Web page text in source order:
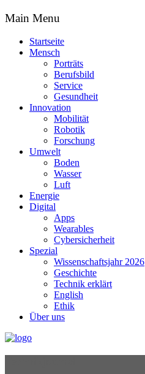
Main Menu
Startseite
Mensch
Porträts
Berufsbild
Service
Gesundheit
Innovation
Mobilität
Robotik
Forschung
Umwelt
Boden
Wasser
Luft
Energie
Digital
Apps
Wearables
Cybersicherheit
Spezial
Wissenschaftsjahr 2026
Geschichte
Technik erklärt
English
Ethik
Über uns